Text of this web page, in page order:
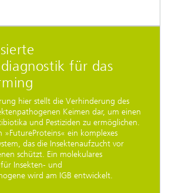
für das
hier stellt die Verhinderung des
Keimen dar, um einen
und Pestiziden zu ermöglichen.
»FutureProteins« ein komplexes
das die Insektenaufzucht vor
schützt. Ein molekulares
Insekten- und
wird am IGB entwickelt.